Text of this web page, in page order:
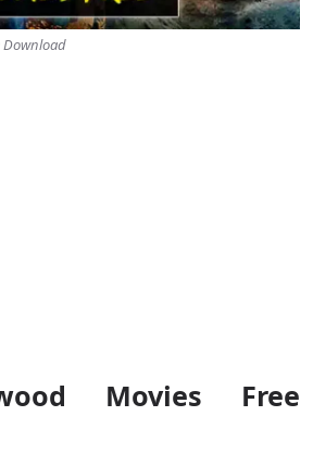
Download
Movies Free